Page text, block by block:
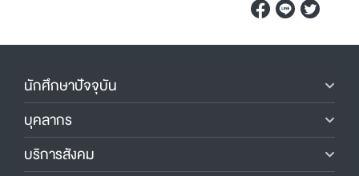
นักศึกษาปัจจุบัน
บุคลากร
บริการสังคม